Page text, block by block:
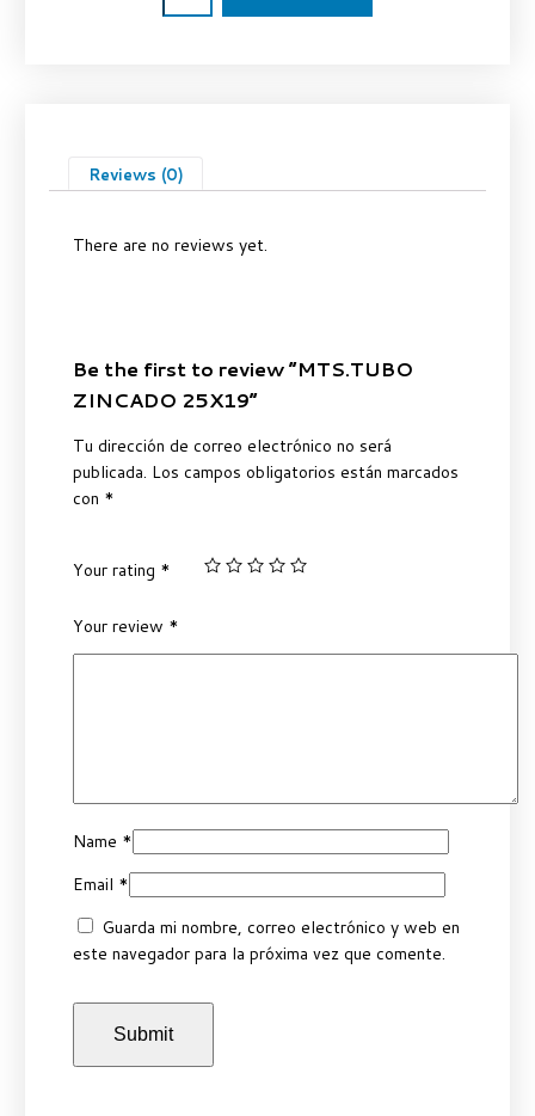
Reviews (0)
There are no reviews yet.
Be the first to review “MTS.TUBO
ZINCADO 25X19”
Tu dirección de correo electrónico no será
publicada. Los campos obligatorios están marcados
con *
Your rating *
Your review *
Name *
Email *
Guarda mi nombre, correo electrónico y web en
este navegador para la próxima vez que comente.